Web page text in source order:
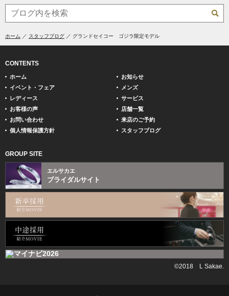
ホーム スタッフブログ グランドセイコー ゴジラ限定モデル
CONTENTS
ホーム
お知らせ
イベント・フェア
メンズ
レディース
サービス
お客様の声
店舗一覧
お問い合わせ
来店のご予約
個人情報保護方針
スタッフブログ
GROUP SITE
エルサカエ
ブライダルサイト
©2018 L Sakae.